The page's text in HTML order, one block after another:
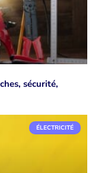
sécurité,
ÉLECTRICITÉ